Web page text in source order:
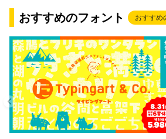
おすすめのフォント おすすめ